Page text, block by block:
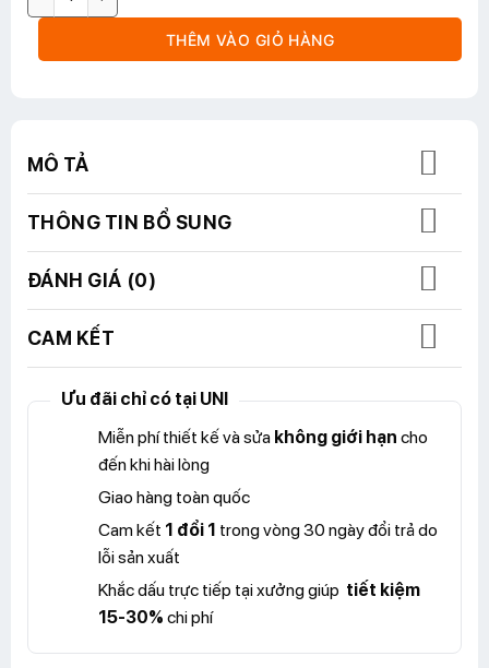
THÊM VÀO GIỎ HÀNG
MÔ TẢ
THÔNG TIN BỔ SUNG
ĐÁNH GIÁ (0)
CAM KẾT
Ưu đãi chỉ có tại UNI
Miễn phí thiết kế và sửa không giới hạn cho
đến khi hài lòng
Giao hàng toàn quốc
Cam kết 1 đổi 1 trong vòng 30 ngày đổi trả do
lỗi sản xuất
Khắc dấu trực tiếp tại xưởng giúp tiết kiệm
15-30% chi phí